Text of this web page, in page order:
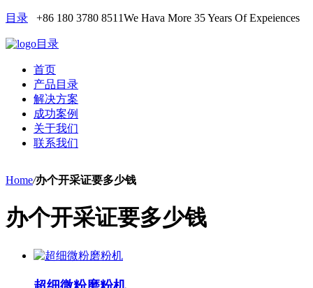
目录 +86 180 3780 8511We Hava More 35 Years Of Expeiences
目录
首页
产品目录
解决方案
成功案例
关于我们
联系我们
Home/办个开采证要多少钱
办个开采证要多少钱